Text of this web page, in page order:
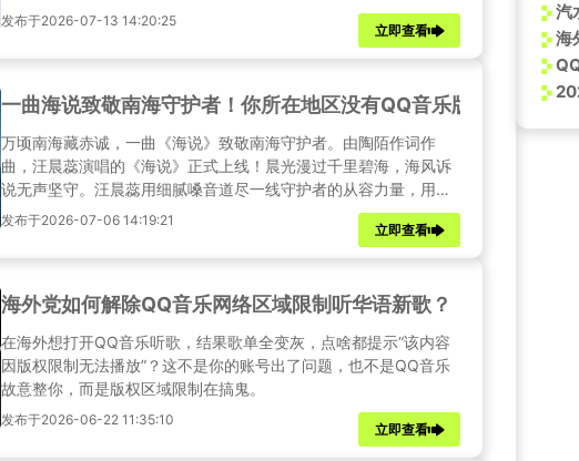
发布于2026-07-13 14:20:25
立即查看
一曲海说致敬南海守护者！你所在地区没有QQ音乐版权？一招
万顷南海藏赤诚，一曲《海说》致敬南海守护者。由陶陌作词作
曲，汪晨蕊演唱的《海说》正式上线！晨光漫过千里碧海，海风诉
说无声坚守。汪晨蕊用细腻嗓音道尽一线守护者的从容力量，用歌
声承载滚烫的家国情怀！一起聆听这首属于三沙的浪漫与担当，致
敬每一位蓝色疆土的守望者~你所在地区没有QQ音乐版权？试试这
个方法！
发布于2026-07-06 14:19:21
立即查看
海外党如何解除QQ音乐网络区域限制听华语新歌？
在海外想打开QQ音乐听歌，结果歌单全变灰，点啥都提示“该内容
因版权限制无法播放”？这不是你的账号出了问题，也不是QQ音乐
故意整你，而是版权区域限制在搞鬼。
发布于2026-06-22 11:35:10
立即查看